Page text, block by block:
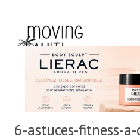
6-astuces-fitness-